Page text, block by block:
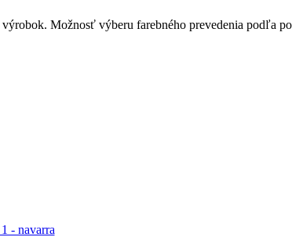
Možnosť výberu farebného prevedenia podľa